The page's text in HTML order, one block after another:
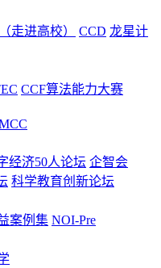
走进高校） CCD 龙星计
CCF算法能力大赛
经济50人论坛 企智会
科学教育创新论坛
案例集 NOI-Pre